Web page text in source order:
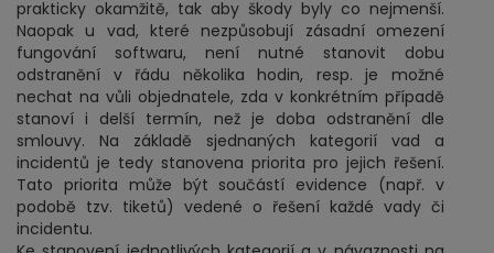
prakticky okamžitě, tak aby škody byly co nejmenší.
Naopak u vad, které nezpůsobují zásadní omezení
fungování softwaru, není nutné stanovit dobu
odstranění v řádu několika hodin, resp. je možné
nechat na vůli objednatele, zda v konkrétním případě
stanoví i delší termín, než je doba odstranění dle
smlouvy. Na základě sjednaných kategorií vad a
incidentů je tedy stanovena priorita pro jejich řešení.
Tato priorita může být součástí evidence (např. v
podobě tzv. tiketů) vedené o řešení každé vady či
incidentu.